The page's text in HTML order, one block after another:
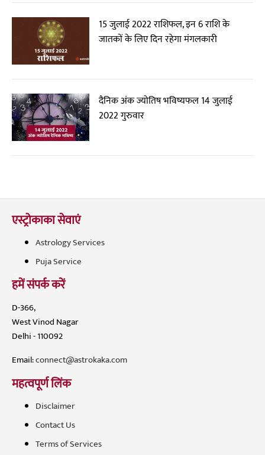
15 जुलाई 2022 राशिफल, इन 6 राशि के
जातकों के लिए दिन रहेगा मंगलकारी
दैनिक अंक ज्योतिष भविष्यफल 14 जुलाई
2022 गुरुवार
एस्ट्रोकाका सेवाएं
Astrology Services
Puja Service
हमें संपर्क करें
D-366,
West Vinod Nagar
Delhi - 110092
Email:connect@astrokaka.com
महत्वपूर्ण लिंक
Disclaimer
Contact Us
Terms of Services